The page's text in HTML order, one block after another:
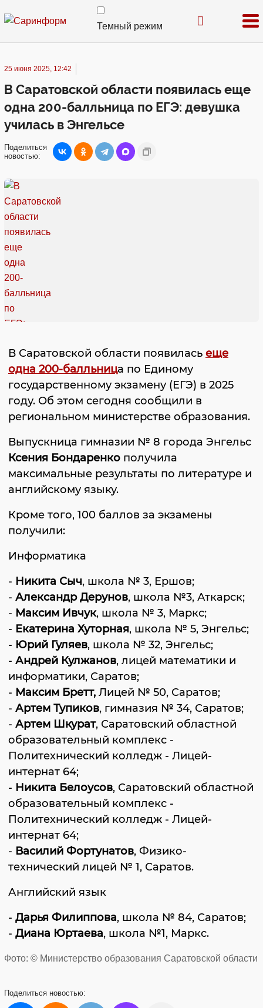
Темный режим
25 июня 2025, 12:42
В Саратовской области появилась еще
одна 200-балльница по ЕГЭ: девушка
училась в Энгельсе
Поделиться
новостью:
В Саратовской области появилась еще
одна 200-балльница по Единому
государственному экзамену (ЕГЭ) в 2025
году. Об этом сегодня сообщили в
региональном министерстве образования.
Выпускница гимназии № 8 города Энгельс
Ксения Бондаренко получила
максимальные результаты по литературе и
английскому языку.
Кроме того, 100 баллов за экзамены
получили:
Информатика
- Никита Сыч, школа № 3, Ершов;
- Александр Дерунов, школа №3, Аткарск;
- Максим Ивчук, школа № 3, Маркс;
- Екатерина Хуторная, школа № 5, Энгельс;
- Юрий Гуляев, школа № 32, Энгельс;
- Андрей Кулжанов, лицей математики и
информатики, Саратов;
- Максим Бретт, Лицей № 50, Саратов;
- Артем Тупиков, гимназия № 34, Саратов;
- Артем Шкурат, Саратовский областной
образовательный комплекс -
Политехнический колледж - Лицей-
интернат 64;
- Никита Белоусов, Саратовский областной
образовательный комплекс -
Политехнический колледж - Лицей-
интернат 64;
- Василий Фортунатов, Физико-
технический лицей № 1, Саратов.
Английский язык
- Дарья Филиппова, школа № 84, Саратов;
- Диана Юртаева, школа №1, Маркс.
Фото: © Министерство образования Саратовской области
Поделиться новостью: